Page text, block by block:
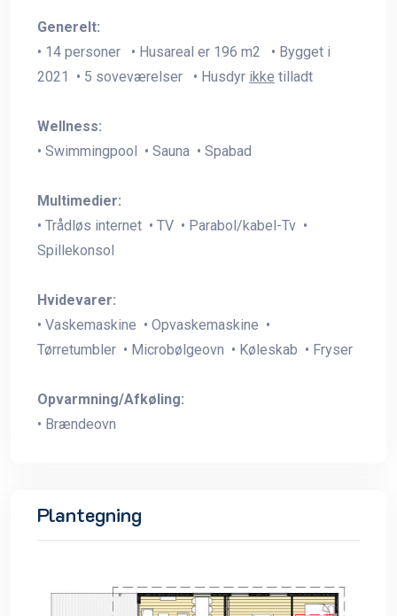
Generelt:
• 14 personer • Husareal er 196 m2 • Bygget i
2021 • 5 soveværelser • Husdyr ikke tilladt
Wellness:
• Swimmingpool • Sauna • Spabad
Multimedier:
• Trådløs internet • TV • Parabol/kabel-Tv •
Spillekonsol
Hvidevarer:
• Vaskemaskine • Opvaskemaskine •
Tørretumbler • Microbølgeovn • Køleskab • Fryser
Opvarmning/Afkøling:
• Brændeovn
Plantegning